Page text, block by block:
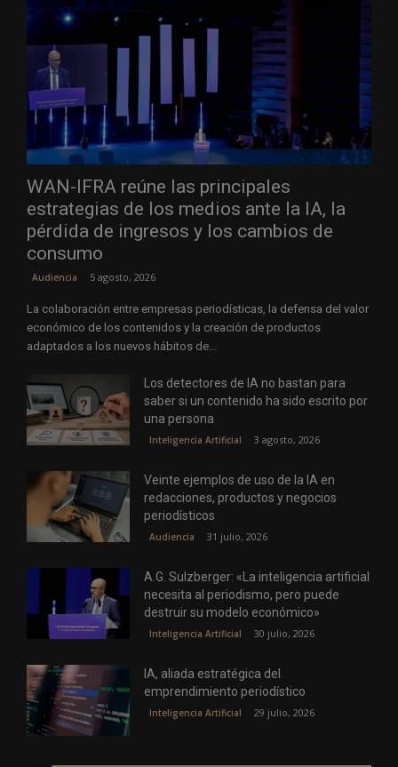
WAN-IFRA reúne las principales
estrategias de los medios ante la IA, la
pérdida de ingresos y los cambios de
consumo
Audiencia 5 agosto, 2026
La colaboración entre empresas periodísticas, la defensa del valor
económico de los contenidos y la creación de productos
adaptados a los nuevos hábitos de...
Los detectores de IA no bastan para
saber si un contenido ha sido escrito por
una persona
Inteligencia Artificial 3 agosto, 2026
Veinte ejemplos de uso de la IA en
redacciones, productos y negocios
periodísticos
Audiencia 31 julio, 2026
A.G. Sulzberger: «La inteligencia artificial
necesita al periodismo, pero puede
destruir su modelo económico»
Inteligencia Artificial 30 julio, 2026
IA, aliada estratégica del
emprendimiento periodístico
Inteligencia Artificial 29 julio, 2026